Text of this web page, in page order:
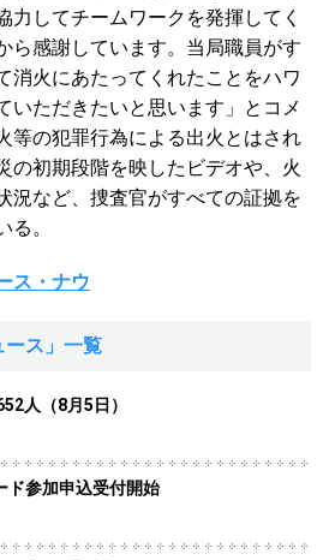
力してチームワークを発揮してく
ら感謝しています。当局職員がす
消火にあたってくれたことをハワ
いただきたいと思います」とコメ
等の犯罪行為による出火とはされ
の初期段階を映したビデオや、火
況など、捜査官がすべての証拠を
。
ス・ナウ
ース」一覧
人（8月5日）
ド参加申込受付開始